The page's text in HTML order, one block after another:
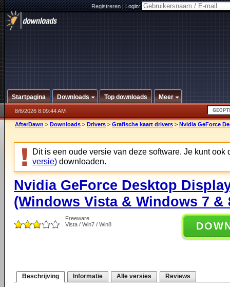
Registreren|Login:
Startpagina Downloads Top downloads Meer
8/6/2026 8:09:44 AM
AfterDawn > Downloads > Drivers > Grafische kaart drivers > Nvidia GeForce
Dit is een oude versie van deze software. Je kunt ook
versie) downloaden.
Nvidia GeForce Desktop
(Windows Vista & Windows 7 &
Freeware
Vista / Win7 / Win8
Beschrijving Informatie Alle versies Reviews